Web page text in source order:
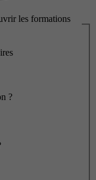
les formations
?